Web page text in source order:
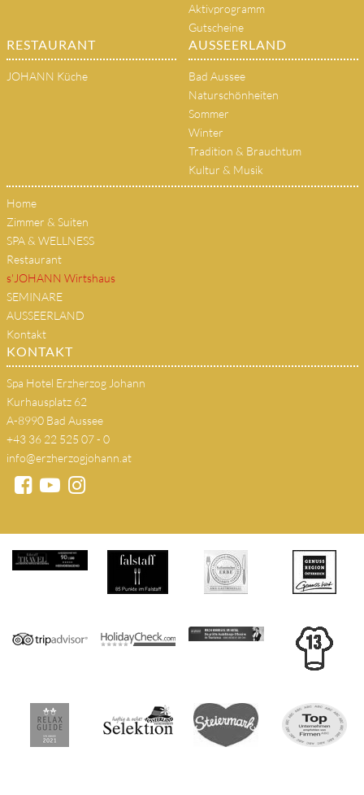
Aktivprogramm
Gutscheine
RESTAURANT
JOHANN Küche
AUSSEERLAND
Bad Aussee
Naturschönheiten
Sommer
Winter
Tradition & Brauchtum
Kultur & Musik
Home
Zimmer & Suiten
SPA & WELLNESS
Restaurant
s'JOHANN Wirtshaus
SEMINARE
AUSSEERLAND
Kontakt
KONTAKT
Spa Hotel Erzherzog Johann
Kurhausplatz 62
A-8990 Bad Aussee
+43 36 22 525 07 - 0
info@erzherzogjohann.at